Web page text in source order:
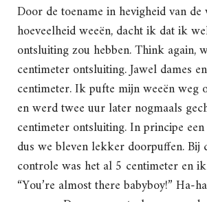
Door de toename in hevigheid van
hoeveelheid weeën, dacht ik dat ik
ontsluiting zou hebben. Think again,
centimeter ontsluiting. Jawel dames
centimeter. Ik pufte mijn weeën weg
en werd twee uur later nogmaals
centimeter ontsluiting. In principe
dus we bleven lekker doorpuffen. Bij
controle was het al 5 centimeter en
“You’re almost there babyboy!” Ha-